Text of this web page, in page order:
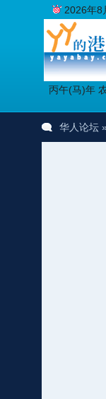
丙午(马)年
2026年8
华人论坛